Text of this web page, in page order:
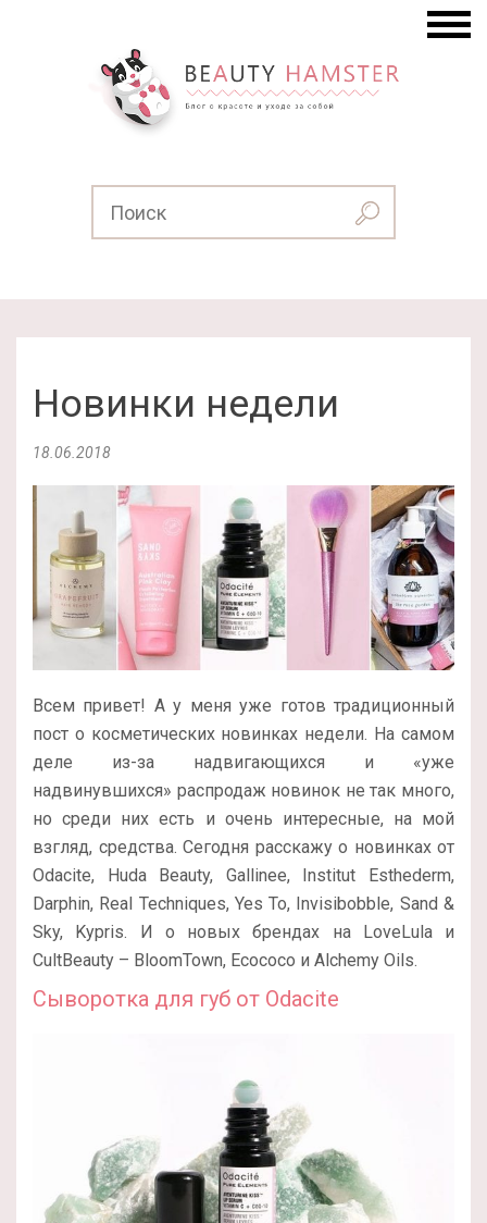
Новинки недели
18.06.2018
Всем привет! А у меня уже готов традиционный
пост о косметических новинках недели. На самом
деле из-за надвигающихся и «уже
надвинувшихся» распродаж новинок не так много,
но среди них есть и очень интересные, на мой
взгляд, средства. Сегодня расскажу о новинках от
Odacite, Huda Beauty, Gallinee, Institut Esthederm,
Darphin, Real Techniques, Yes To, Invisibobble, Sand &
Sky, Kypris. И о новых брендах на LoveLula и
CultBeauty – BloomTown, Ecococo и Alchemy Oils.
Сыворотка для губ от Odacite